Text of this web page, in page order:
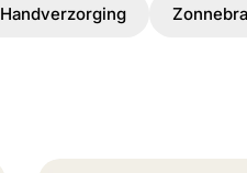
Handverzorging